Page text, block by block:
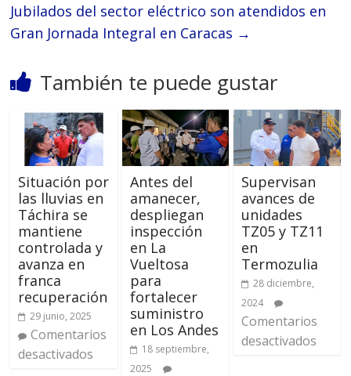
Jubilados del sector eléctrico son atendidos en
Gran Jornada Integral en Caracas →
También te puede gustar
Situación por
las lluvias en
Táchira se
mantiene
controlada y
avanza en
franca
recuperación
29 junio, 2025
Comentarios
desactivados
Antes del
amanecer,
despliegan
inspección
en La
Vueltosa
para
fortalecer
suministro
en Los Andes
18 septiembre,
2025
Supervisan
avances de
unidades
TZ05 y TZ11
en
Termozulia
28 diciembre,
2024
Comentarios
desactivados